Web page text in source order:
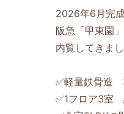
2026年6月完成
阪急「甲東園
内覧してきまし
✅軽量鉄骨造
✅1フロア3室